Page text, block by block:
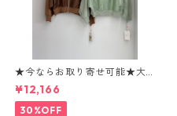
★今ならお取り寄せ可能★大
人気★ニット切替シアーブル
ゾン 80268339 Dignité colli
er
¥12,166
30%OFF